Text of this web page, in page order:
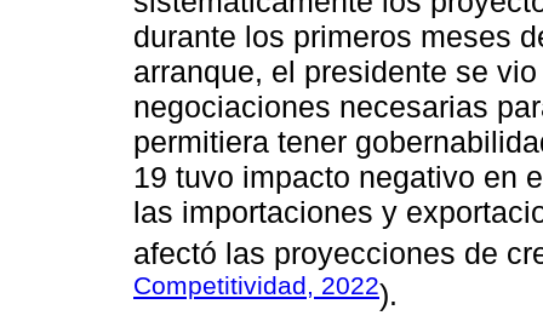
durante los primeros meses
arranque, el presidente se
negociaciones necesarias
permitiera tener
19 tuvo impacto negativo en
las importaciones y
afectó las proyecciones de
Competitividad, 2022).